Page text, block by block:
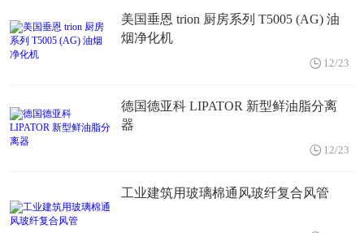
美国垂恩 trion 厨房系列 T5005 (AG) 油
烟净化机
12/23
德国德亚科 LIPATOR 新型鲜油脂分离
器
12/23
工业建筑用玻璃棉通风玻纤复合风管